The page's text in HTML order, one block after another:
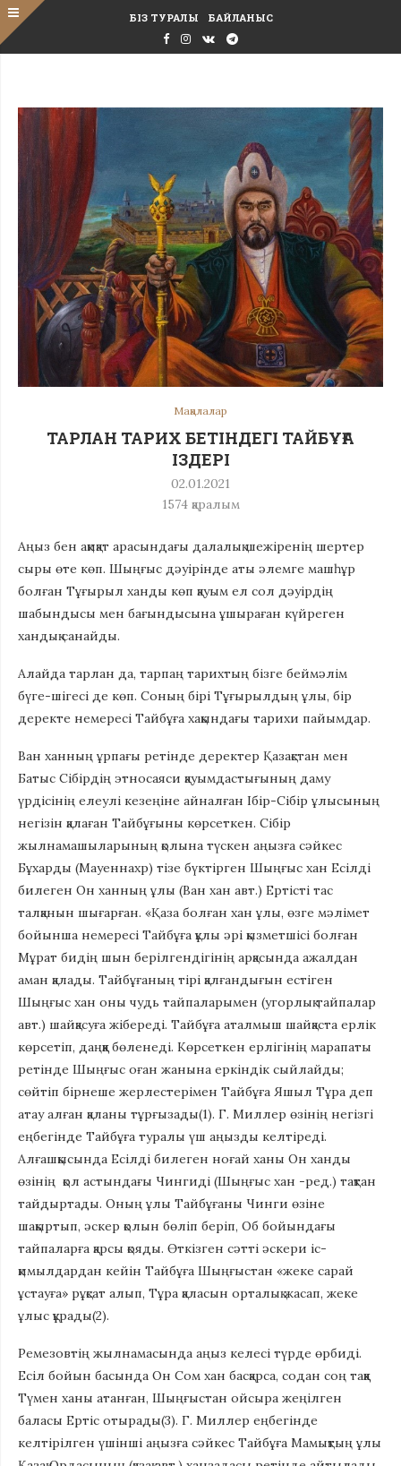
БІЗ ТУРАЛЫ БАЙЛАНЫС
Мақалалар
ТАРЛАН ТАРИХ БЕТІНДЕГІ ТАЙБҰҒА
ІЗДЕРІ
02.01.2021
1574қаралым
Аңыз бен ақиқат арасындағы далалық шежіренің шертер
сыры өте көп. Шыңғыс дәуірінде аты әлемге машһұр
болған Тұғырыл ханды көп қауым ел сол дәуірдің
шабындысы мен бағындысына ұшыраған күйреген
хандық санайды.
Алайда тарлан да, тарпаң тарихтың бізге беймәлім
бүге-шігесі де көп. Соның бірі Тұғырылдың ұлы, бір
деректе немересі Тайбұға хақындағы тарихи пайымдар.
Ван ханның ұрпағы ретінде деректер Қазақстан мен
Батыс Сібірдің этносаяси қауымдастығының даму
үрдісінің елеулі кезеңіне айналған Ібір-Сібір ұлысының
негізін қалаған Тайбұғыны көрсеткен. Сібір
жылнамашыларының қолына түскен аңызға сәйкес
Бұхарды (Мауеннахр) тізе бүктірген Шыңғыс хан Есілді
билеген Он ханның ұлы (Ван хан авт.) Ертісті тас
талқанын шығарған. «Қаза болған хан ұлы, өзге мәлімет
бойынша немересі Тайбұға құлы әрі қызметшісі болған
Мұрат бидің шын берілгендігінің арқасында ажалдан
аман қалады. Тайбұғаның тірі қалғандығын естіген
Шыңғыс хан оны чудь тайпаларымен (угорлық тайпалар
авт.) шайқасуға жібереді. Тайбұға аталмыш шайқаста ерлік
көрсетіп, даңққа бөленеді. Көрсеткен ерлігінің марапаты
ретінде Шыңғыс оған жанына еркіндік сыйлайды;
сөйтіп бірнеше жерлестерімен Тайбұға Яшыл Тұра деп
атау алған қаланы тұрғызады(1). Г. Миллер өзінің негізгі
еңбегінде Тайбұға туралы үш аңызды келтіреді.
Алғашқысында Есілді билеген ноғай ханы Он ханды
өзінің қол астындағы Чингиді (Шыңғыс хан -ред.) тақтан
тайдыртады. Оның ұлы Тайбұғаны Чинги өзіне
шақыртып, әскер қолын бөліп беріп, Об бойындағы
тайпаларға қарсы қояды. Өткізген сәтті әскери іс-
қимылдардан кейін Тайбұға Шыңғыстан «жеке сарай
ұстауға» рұқсат алып, Тұра қаласын орталық жасап, жеке
ұлыс құрады(2).
Ремезовтің жылнамасында аңыз келесі түрде өрбиді.
Есіл бойын басында Он Сом хан басқарса, содан соң таққа
Түмен ханы атанған, Шыңғыстан ойсыра жеңілген
баласы Ертіс отырады(3). Г. Миллер еңбегінде
келтірілген үшінші аңызға сәйкес Тайбұға Мамықтың ұлы